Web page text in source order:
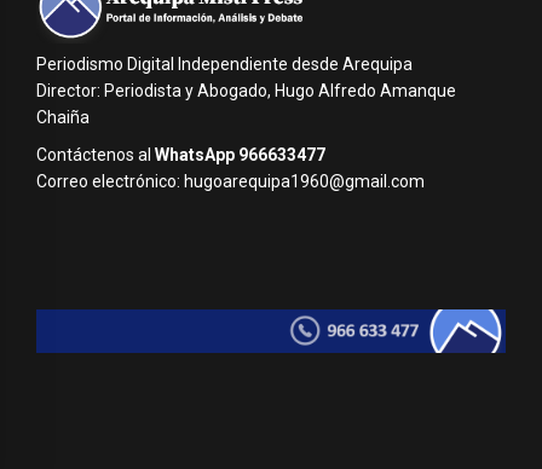
Periodismo Digital Independiente desde Arequipa
Director: Periodista y Abogado, Hugo Alfredo Amanque
Chaiña
Contáctenos al WhatsApp 966633477
Correo electrónico: hugoarequipa1960@gmail.com